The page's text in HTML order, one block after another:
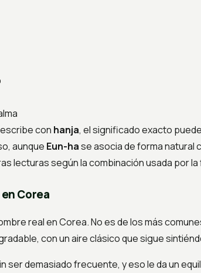
con hanja, el significado exacto
aunque Eun-hase asocia de forma natural
lecturas según la combinación usada por la
Corea
real en Corea. No es de los más
con un aire clásico que sigue
ser demasiado frecuente, y eso le da un